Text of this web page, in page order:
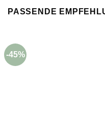
PASSENDE
-45%